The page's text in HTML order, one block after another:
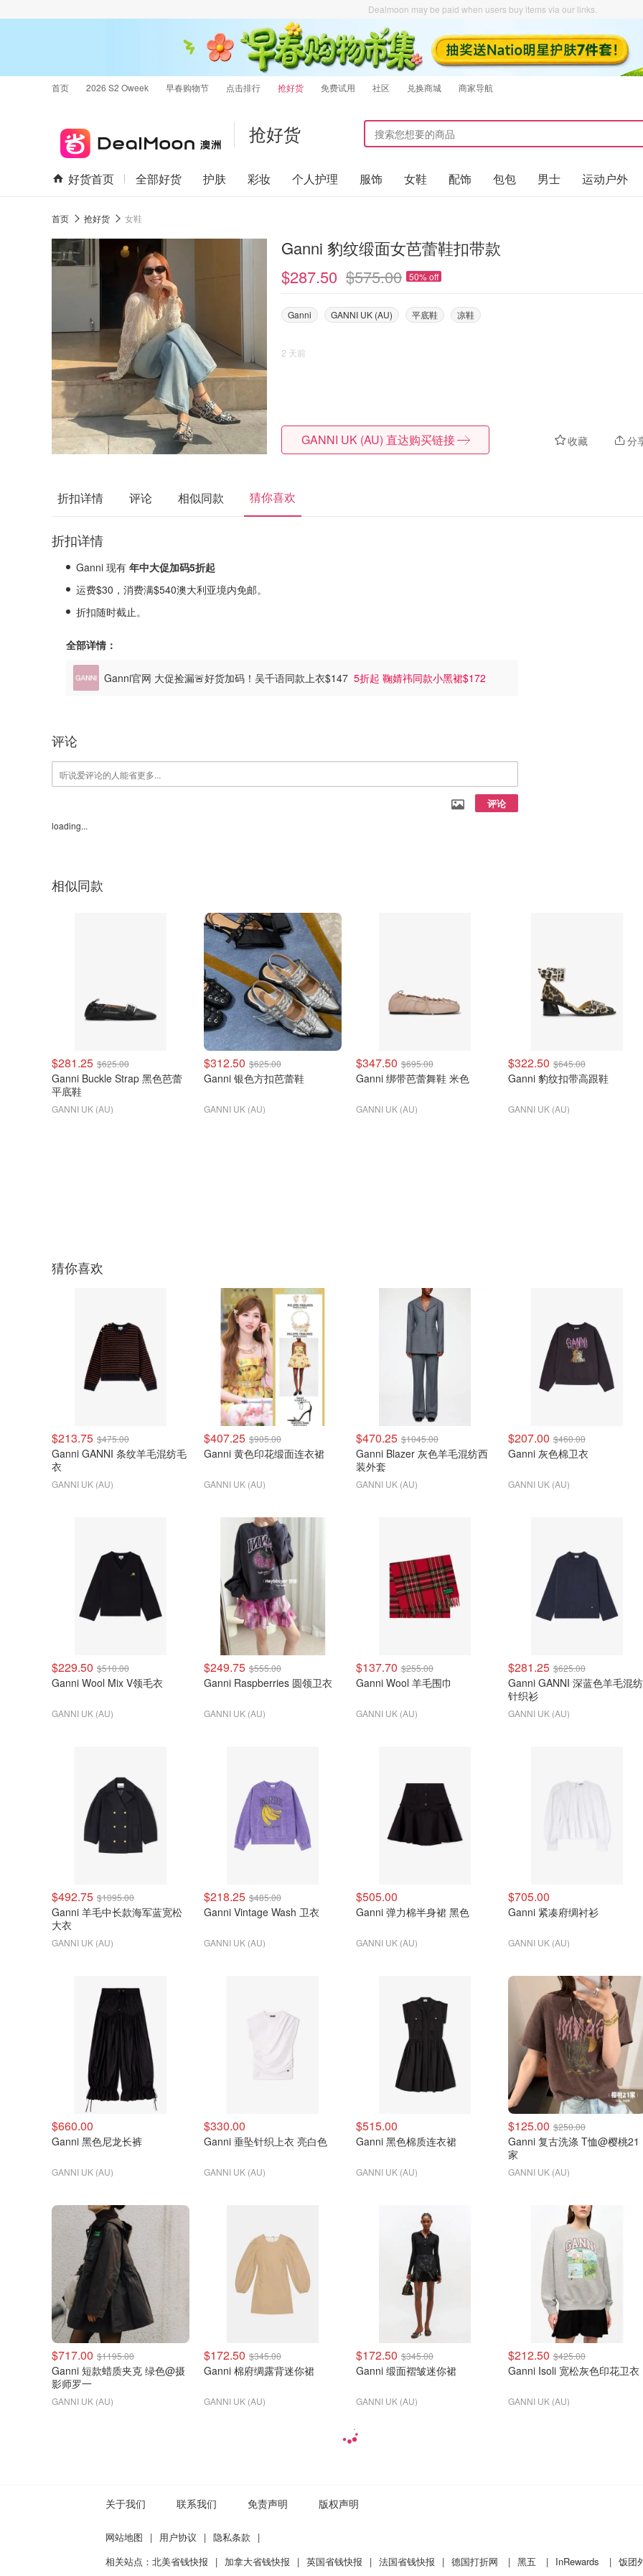
Dealmoon may be paid when users buy items via our links.
首页 2026 S2 Oweek 早春购物节 点击排行 抢好货 免费试用 社区 兑换商城 商家导航
抢好货
好货首页 全部好货 护肤 彩妆 个人护理 服饰 女鞋 配饰 包包 男士 运动户外
首页 抢好货 女鞋
Ganni 豹纹缎面女芭蕾鞋扣带款
$287.50 $575.00 50% off
Ganni GANNI UK (AU) 平底鞋 凉鞋
2 天前
收藏 分
GANNI UK (AU) 直达购买链接
折扣详情 评论 相似同款 猜你喜欢
折扣详情
Ganni 现有 年中大促加码5折起
运费$30，消费满$540澳大利亚境内免邮。
折扣随时截止。
全部详情：
Ganni官网 大促捡漏🚨好货加码！吴千语同款上衣$147 5折起 鞠婧祎同款小黑裙$172
评论
评论
loading...
相似同款
$281.25 $625.00
Ganni Buckle Strap 黑色芭蕾
平底鞋
GANNI UK (AU)
$312.50 $625.00
Ganni 银色方扣芭蕾鞋
GANNI UK (AU)
$347.50 $695.00
Ganni 绑带芭蕾舞鞋 米色
GANNI UK (AU)
$322.50 $645.00
Ganni 豹纹扣带高跟鞋
GANNI UK (AU)
猜你喜欢
$213.75 $475.00
Ganni GANNI 条纹羊毛混纺毛
衣
GANNI UK (AU)
$407.25 $905.00
Ganni 黄色印花缎面连衣裙
GANNI UK (AU)
$470.25 $1045.00
Ganni Blazer 灰色羊毛混纺西
装外套
GANNI UK (AU)
$207.00 $460.00
Ganni 灰色棉卫衣
GANNI UK (AU)
$229.50 $510.00
Ganni Wool Mix V领毛衣
GANNI UK (AU)
$249.75 $555.00
Ganni Raspberries 圆领卫衣
GANNI UK (AU)
$137.70 $255.00
Ganni Wool 羊毛围巾
GANNI UK (AU)
$281.25 $625.00
Ganni GANNI 深蓝色羊毛混纺
针织衫
GANNI UK (AU)
$492.75 $1095.00
Ganni 羊毛中长款海军蓝宽松
大衣
GANNI UK (AU)
$218.25 $485.00
Ganni Vintage Wash 卫衣
GANNI UK (AU)
$505.00
Ganni 弹力棉半身裙 黑色
GANNI UK (AU)
$705.00
Ganni 紧凑府绸衬衫
GANNI UK (AU)
$660.00
Ganni 黑色尼龙长裤
GANNI UK (AU)
$330.00
Ganni 垂坠针织上衣 亮白色
GANNI UK (AU)
$515.00
Ganni 黑色棉质连衣裙
GANNI UK (AU)
$125.00 $250.00
Ganni 复古洗涤 T恤@樱桃21
家
GANNI UK (AU)
$717.00 $1195.00
Ganni 短款蜡质夹克 绿色@摄
影师罗一
GANNI UK (AU)
$172.50 $345.00
Ganni 棉府绸露背迷你裙
GANNI UK (AU)
$172.50 $345.00
Ganni 缎面褶皱迷你裙
GANNI UK (AU)
$212.50 $425.00
Ganni Isoli 宽松灰色印花卫衣
GANNI UK (AU)
关于我们 联系我们 免责声明 版权声明
网站地图 | 用户协议 | 隐私条款
|
相关站点： 北美省钱快报 | 加拿大省钱快报 | 英国省钱快报 | 法国省钱快报 | 德国打折网 | 黑五 | InRewards | 饭团